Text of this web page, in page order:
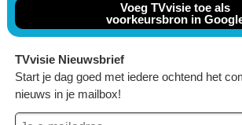
Voeg TVvisie toe als
voorkeursbron in
TVvisie Nieuwsbrief
Start je dag goed met iedere ochtend het
nieuws in je mailbox!